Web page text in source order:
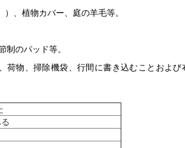
、植物カバー、庭の羊毛等。
制のパッド等。
荷物、掃除機袋、行間に書き込むことおよび